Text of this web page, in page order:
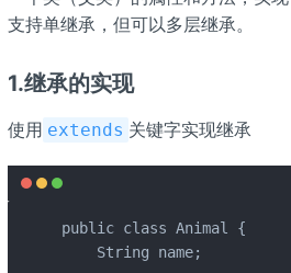
支持单继承，但可以多层继承。
1.继承的实现
使用 extends 关键字实现继承
public class Animal {
    String name;